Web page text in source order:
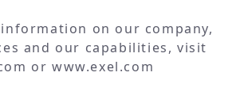
on our company,
and our capabilities, visit
or www.exel.com